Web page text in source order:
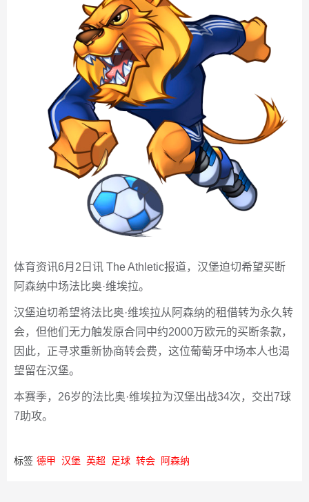
体育资讯6月2日讯 The Athletic报道，汉堡迫切希望买断
阿森纳中场法比奥·维埃拉。
汉堡迫切希望将法比奥·维埃拉从阿森纳的租借转为永久转
会，但他们无力触发原合同中约2000万欧元的买断条款，
因此，正寻求重新协商转会费，这位葡萄牙中场本人也渴
望留在汉堡。
本赛季，26岁的法比奥·维埃拉为汉堡出战34次，交出7球
7助攻。
标签 德甲 汉堡 英超 足球 转会 阿森纳